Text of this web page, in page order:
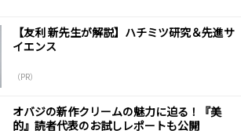
【友利 新先生が解説】ハチミツ研究＆先進サ
イエンス
（PR）
オバジの新作クリームの魅力に迫る！『美
的』読者代表のお試しレポートも公開